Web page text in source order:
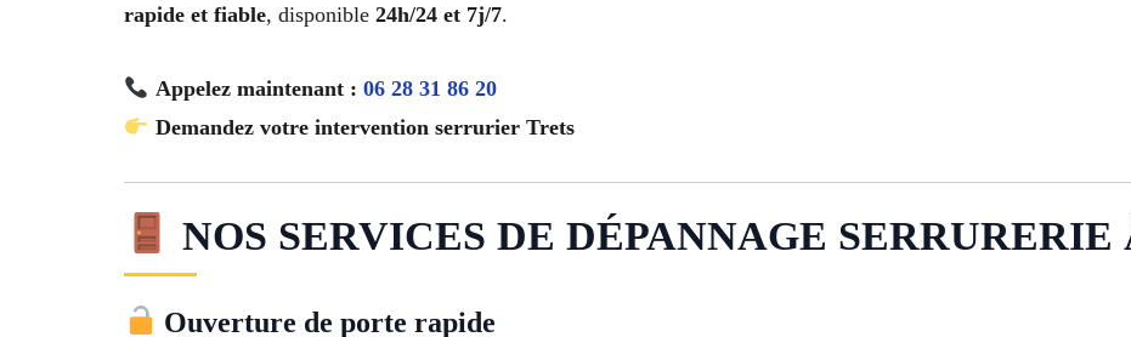
rapide et fiable, disponible 24h/24 et 7j/7.
Appelez maintenant : 06 28 31 86 20
Demandez votre intervention serrurier Trets
NOS SERVICES DE DÉPANNAGE SERRURERIE
Ouverture de porte rapide